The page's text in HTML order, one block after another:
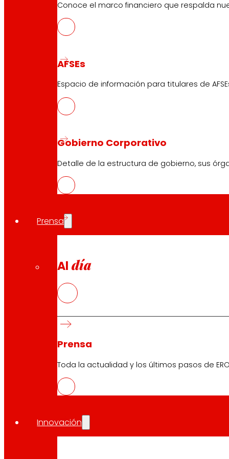
Conoce el marco financiero que respalda
AFSEs
Espacio de información para titulares de
Gobierno Corporativo
Detalle de la estructura de gobierno, sus
Prensa
Al día
Prensa
Toda la actualidad y los últimos pasos de
Innovación